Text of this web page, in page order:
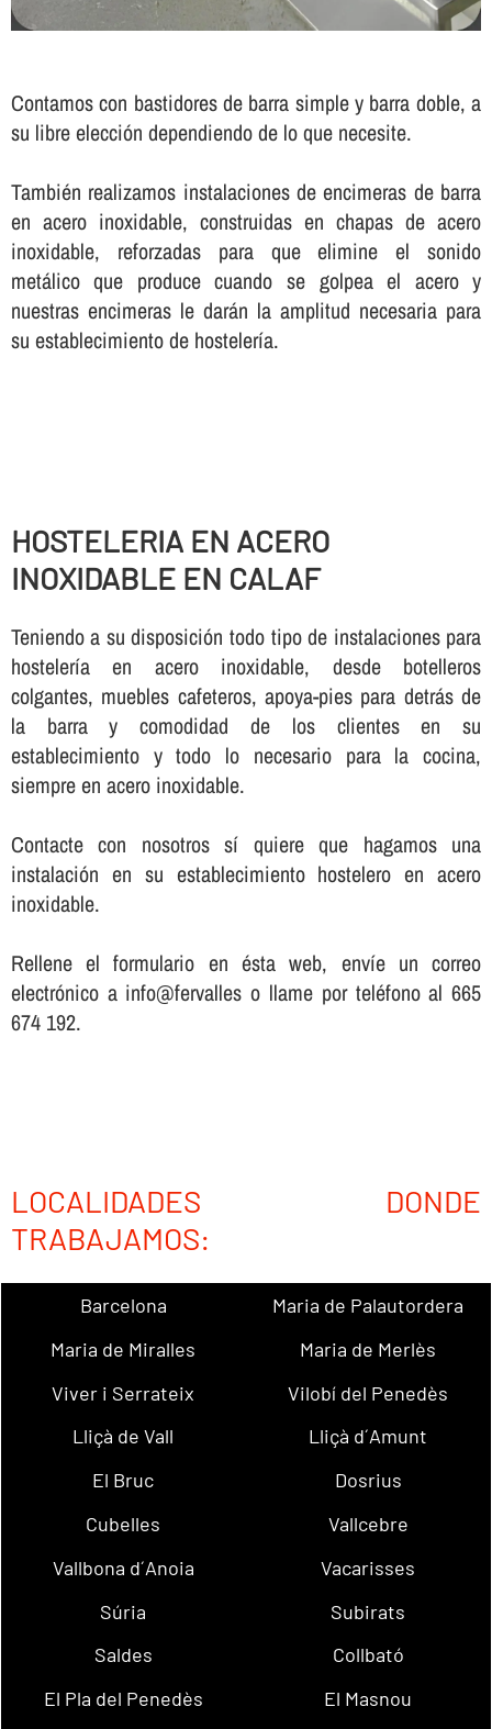
Contamos con bastidores de barra simple y barra doble, a
su libre elección dependiendo de lo que necesite.
También realizamos instalaciones de encimeras de barra
en acero inoxidable, construidas en chapas de acero
inoxidable, reforzadas para que elimine el sonido
metálico que produce cuando se golpea el acero y
nuestras encimeras le darán la amplitud necesaria para
su establecimiento de hostelerí­a.
HOSTELERIA EN ACERO
INOXIDABLE EN CALAF
Teniendo a su disposición todo tipo de instalaciones para
hostelerí­a en acero inoxidable, desde botelleros
colgantes, muebles cafeteros, apoya-pies para detrás de
la barra y comodidad de los clientes en su
establecimiento y todo lo necesario para la cocina,
siempre en acero inoxidable.
Contacte con nosotros sí­ quiere que hagamos una
instalación en su establecimiento hostelero en acero
inoxidable.
Rellene el formulario en ésta web, enví­e un correo
electrónico a info@fervalles o llame por teléfono al 665
674 192.
LOCALIDADES DONDE
TRABAJAMOS:
Barcelona
Maria de Palautordera
Maria de Miralles
Maria de Merlès
Viver i Serrateix
Vilobí del Penedès
Lliçà de Vall
Lliçà d´Amunt
El Bruc
Dosrius
Cubelles
Vallcebre
Vallbona d´Anoia
Vacarisses
Súria
Subirats
Saldes
Collbató
El Pla del Penedès
El Masnou